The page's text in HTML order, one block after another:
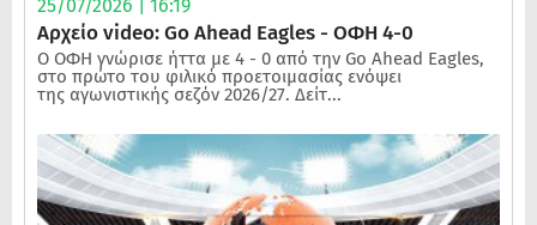
25/07/2026 | 16:19
Αρχείο video: Go Ahead Eagles - ΟΦΗ 4-0
Ο ΟΦΗ γνώρισε ήττα με 4 - 0 από την Go Ahead Eagles,
στο πρώτο του φιλικό προετοιμασίας ενόψει
της αγωνιστικής σεζόν 2026/27. Δείτ...